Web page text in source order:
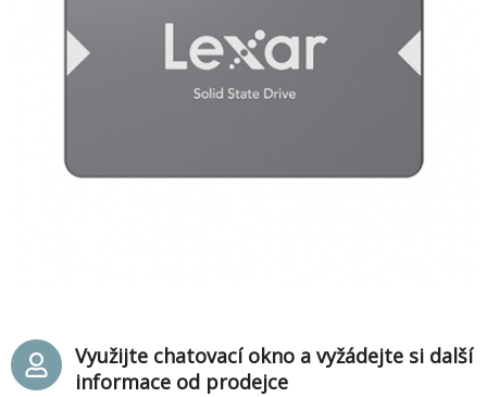
Využijte chatovací okno a vyžádejte si další
informace od prodejce